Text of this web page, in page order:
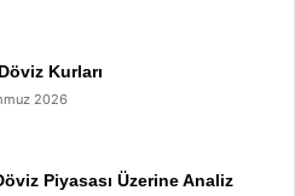
Kurları
2026
Piyasası Üzerine Analiz